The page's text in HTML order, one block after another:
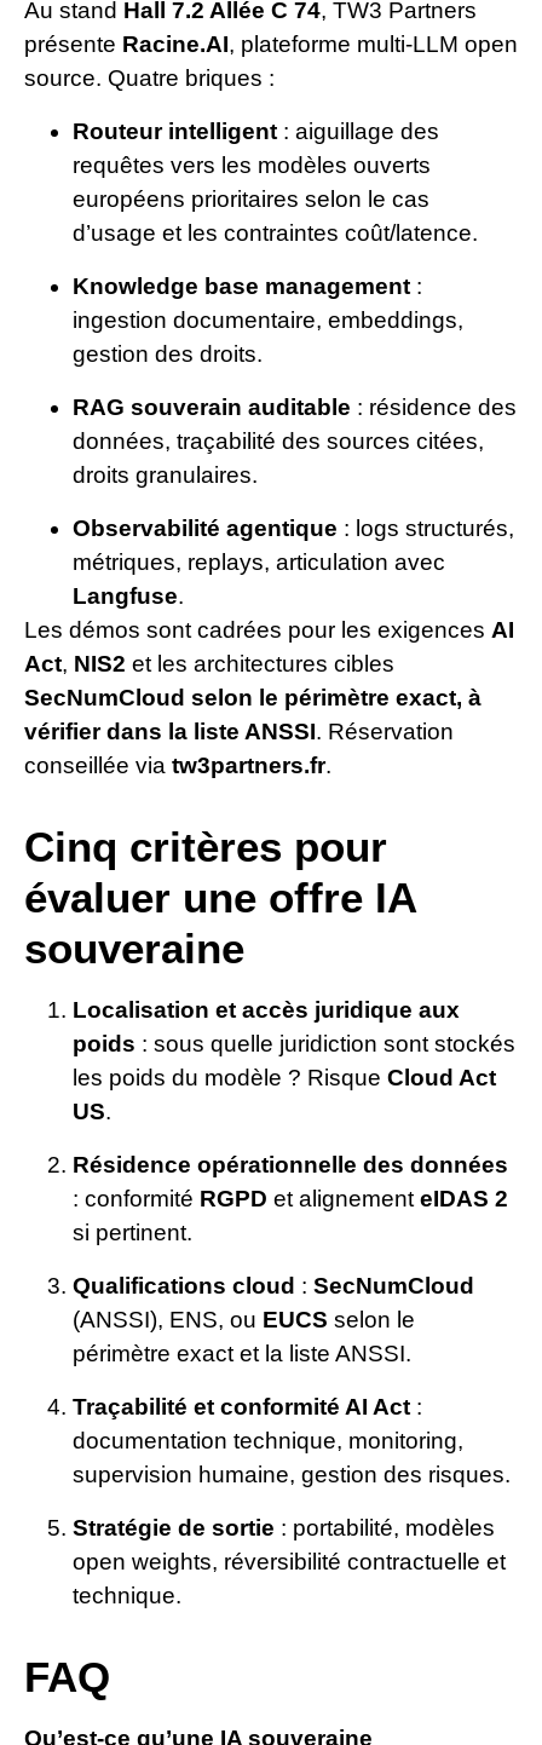
Au stand Hall 7.2 Allée C 74, TW3 Partners
présente Racine.AI, plateforme multi-LLM open
source. Quatre briques :
Routeur intelligent : aiguillage des
requêtes vers les modèles ouverts
européens prioritaires selon le cas
d’usage et les contraintes coût/latence.
Knowledge base management :
ingestion documentaire, embeddings,
gestion des droits.
RAG souverain auditable : résidence des
données, traçabilité des sources citées,
droits granulaires.
Observabilité agentique : logs structurés,
métriques, replays, articulation avec
Langfuse.
Les démos sont cadrées pour les exigences AI
Act, NIS2 et les architectures cibles
SecNumCloud selon le périmètre exact, à
vérifier dans la liste ANSSI. Réservation
conseillée via tw3partners.fr.
Cinq critères pour
évaluer une offre IA
souveraine
Localisation et accès juridique aux
poids : sous quelle juridiction sont stockés
les poids du modèle ? Risque Cloud Act
US.
Résidence opérationnelle des données
: conformité RGPD et alignement eIDAS 2
si pertinent.
Qualifications cloud : SecNumCloud
(ANSSI), ENS, ou EUCS selon le
périmètre exact et la liste ANSSI.
Traçabilité et conformité AI Act :
documentation technique, monitoring,
supervision humaine, gestion des risques.
Stratégie de sortie : portabilité, modèles
open weights, réversibilité contractuelle et
technique.
FAQ
Qu’est-ce qu’une IA souveraine